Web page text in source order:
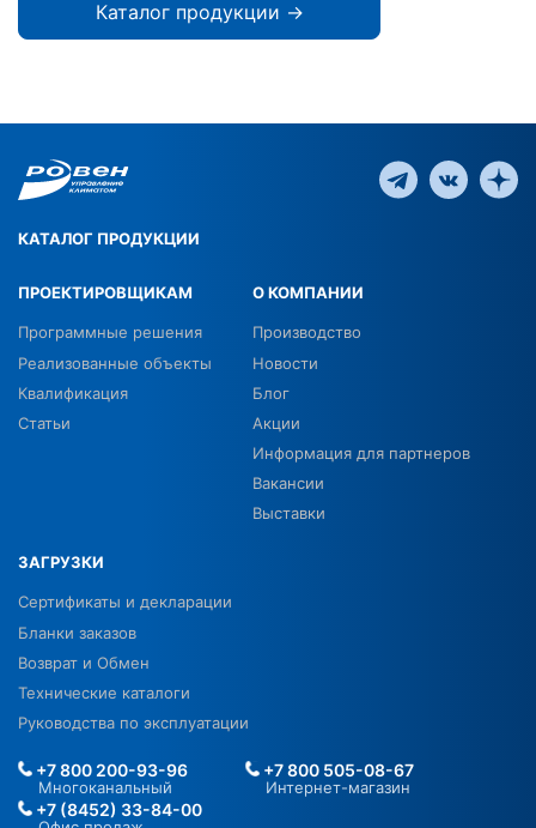
Каталог продукции →
КАТАЛОГ ПРОДУКЦИИ
ПРОЕКТИРОВЩИКАМ
Программные решения
Реализованные объекты
Квалификация
Статьи
О КОМПАНИИ
Производство
Новости
Блог
Акции
Информация для партнеров
Вакансии
Выставки
ЗАГРУЗКИ
Сертификаты и декларации
Бланки заказов
Возврат и Обмен
Технические каталоги
Руководства по эксплуатации
+7 800 200-93-96
Многоканальный
+7 800 505-08-67
Интернет-магазин
+7 (8452) 33-84-00